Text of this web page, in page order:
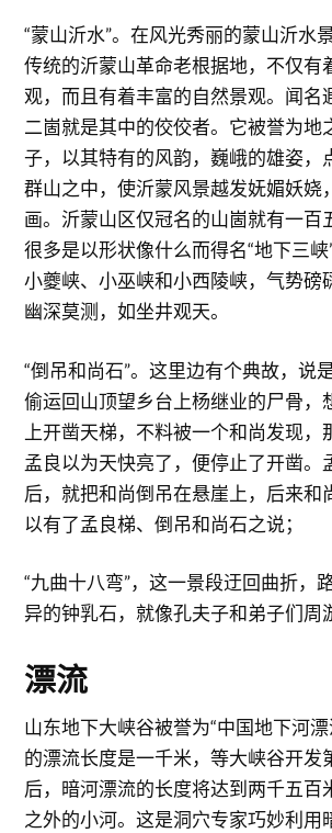
“蒙山沂水”。在风光秀丽的蒙山沂水
传统的沂蒙山革命老根据地，不仅有
观，而且有着丰富的自然景观。闻名
二崮就是其中的佼佼者。它被誉为地
子，以其特有的风韵，巍峨的雄姿，
群山之中，使沂蒙风景越发妩媚妖娆
画。沂蒙山区仅冠名的山崮就有一百
很多是以形状像什么而得名“地下三
小夔峡、小巫峡和小西陵峡，气势磅
幽深莫测，如坐井观天。
“倒吊和尚石”。这里边有个典故，说
偷运回山顶望乡台上杨继业的尸骨，
上开凿天梯，不料被一个和尚发现，
孟良以为天快亮了，便停止了开凿。
后，就把和尚倒吊在悬崖上，后来和
以有了孟良梯、倒吊和尚石之说；
“九曲十八弯”，这一景段迂回曲折，
异的钟乳石，就像孔夫子和弟子们周
漂流
山东地下大峡谷被誉为“中国地下河
的漂流长度是一千米，等大峡谷开发
后，暗河漂流的长度将达到两千五百
之外的小河。这是洞穴专家巧妙利用